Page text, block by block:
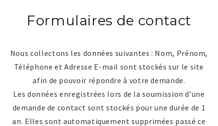
Formulaires de contact
Nous collectons les données suivantes : Nom, Prénom,
Téléphone et Adresse E-mail sont stockés sur le site
afin de pouvoir répondre à votre demande.
Les données enregistrées lors de la soumission d’une
demande de contact sont stockés pour une durée de 1
an. Elles sont automatiquement supprimées passé ce